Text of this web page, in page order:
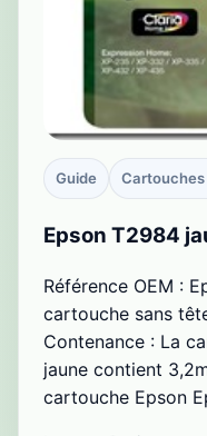
Guide Cartouches
Epson T2984
Référence OEM :
cartouche sans
Contenance : La
jaune contient
cartouche Epson